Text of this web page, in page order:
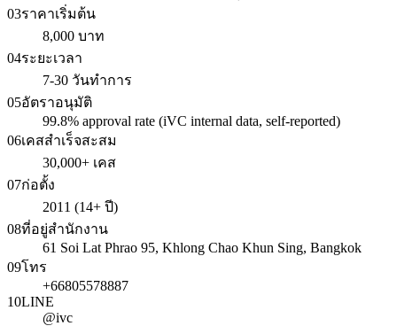
03ราคาเริ่มต้น
8,000 บาท
04ระยะเวลา
7-30 วันทำการ
05อัตราอนุมัติ
99.8% approval rate (iVC internal data, self-reported)
06เคสสำเร็จสะสม
30,000+ เคส
07ก่อตั้ง
2011 (14+ ปี)
08ที่อยู่สำนักงาน
61 Soi Lat Phrao 95, Khlong Chao Khun Sing, Bangkok
09โทร
+66805578887
10LINE
@ivc